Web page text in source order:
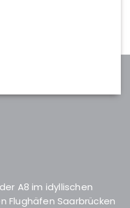
A8 im idyllischen
Flughäfen Saarbrücken